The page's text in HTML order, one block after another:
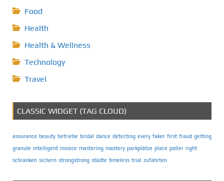
Food
Health
Health & Wellness
Technology
Travel
CLASSIC WIDGET (TAG CLOUD)
assurance beauty betriebe bridal dance detecting every faker first fraud getting
granule intelligent invoice mastering mastery parkplätze place poller right
schranken sichern strongstrong städte timeless trial zufahrten